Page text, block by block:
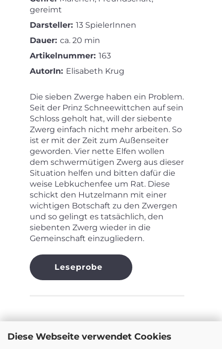
Diese Webseite verwendet Cookies
gereimt
Darsteller: 13 SpielerInnen
Dauer: ca. 20 min
Artikelnummer: 163
AutorIn: Elisabeth Krug
Die sieben Zwerge haben ein Problem.
Seit der Prinz Schneewittchen auf sein
Schloss geholt hat, will der siebente
Zwerg einfach nicht mehr arbeiten. So
ist er mit der Zeit zum Außenseiter
geworden. Vier nette Elfen wollen
dem schwermütigen Zwerg aus dieser
Situation helfen und bitten dafür die
weise Lebkuchenfee um Rat. Diese
schickt den Hutzelmann mit einer
wichtigen Botschaft zu den Zwergen
und so gelingt es tatsächlich, den
siebenten Zwerg wieder in die
Gemeinschaft einzugliedern.
Leseprobe